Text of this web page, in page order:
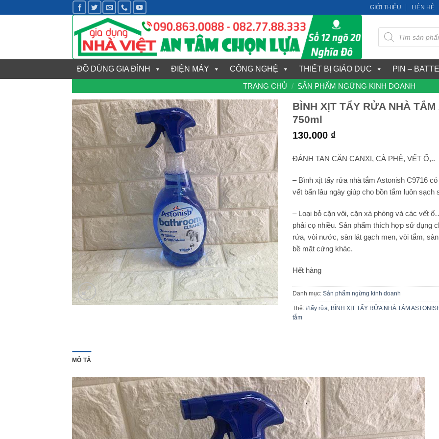
qua
GIỚI THIỆU LIÊN HỆ
Tìm
kiếm
sản
phẩm
ĐỒ DÙNG GIA ĐÌNH ĐIỆN MÁY CÔNG NGHỆ THIẾT BỊ GIÁO DỤC PIN –
TRANG CHỦ / SẢN PHẨM NGỪNG KINH DOANH
BÌNH XỊT TẨY RỬA NHÀ TẮM
750ml
130.000 ₫
ĐÁNH TAN CẶN CANXI, CÀ PHÊ, VẾT Ố,..
– Bình xịt tẩy rửa nhà tắm Astonish C9716
vết bẩn lâu ngày giúp cho bồn tắm luôn sạch
– Loại bỏ cặn vôi, cặn xà phòng và các vết
phải cọ nhiều. Sản phẩm thích hợp sử dụng
rửa, vòi nước, sàn lát gạch men, vòi tắm,
bề mặt cứng khác.
Hết hàng
Danh mục: Sản phẩm ngừng kinh doanh
Thẻ: #tẩy rửa, BÌNH XỊT TẨY RỬA NHÀ TẮM
tắm
MÔ TẢ